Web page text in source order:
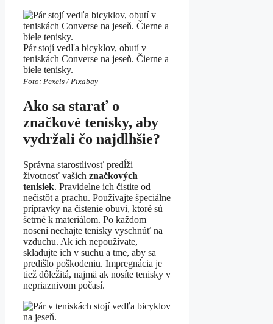
Pár stojí vedľa bicyklov, obutí v
teniskách Converse na jeseň. Čierne a
biele tenisky.
Foto: Pexels / Pixabay
Ako sa starať o
značkové tenisky, aby
vydržali čo najdlhšie?
Správna starostlivosť predĺži
životnosť vašich značkových
tenisiek. Pravidelne ich čistite od
nečistôt a prachu. Používajte špeciálne
prípravky na čistenie obuvi, ktoré sú
šetrné k materiálom. Po každom
nosení nechajte tenisky vyschnúť na
vzduchu. Ak ich nepoužívate,
skladujte ich v suchu a tme, aby sa
predišlo poškodeniu. Impregnácia je
tiež dôležitá, najmä ak nosíte tenisky v
nepriaznivom počasí.